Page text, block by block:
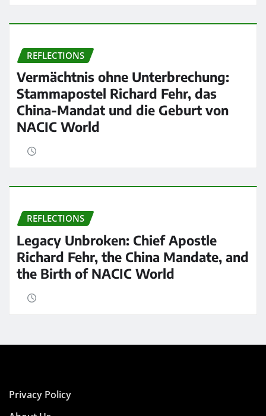
REFLECTIONS
Vermächtnis ohne Unterbrechung:
Stammapostel Richard Fehr, das
China-Mandat und die Geburt von
NACIC World
REFLECTIONS
Legacy Unbroken: Chief Apostle
Richard Fehr, the China Mandate, and
the Birth of NACIC World
Privacy Policy